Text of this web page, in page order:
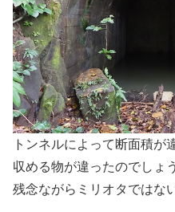
トンネルによって断面積が
収める物が違ったのでしょう
残念ながらミリオタではな